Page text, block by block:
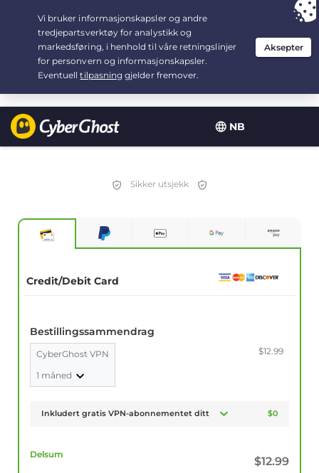
NB
Your choice: The Best Dealfor 2.1666666666667-years at $
/month
Sikker utsjekk
Credit/Debit Card
Bestillingssammendrag
CyberGhost VPN
1 måned
$12.99
Inkludert gratis VPN-abonnementet ditt $0
Delsum
$12.99